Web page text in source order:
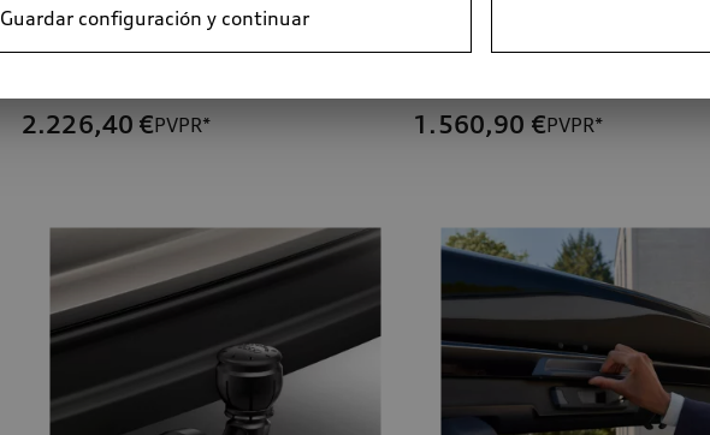
2.226,40 €PVPR* 1.560,90 €PVPR*
Guardar configuración y continuar